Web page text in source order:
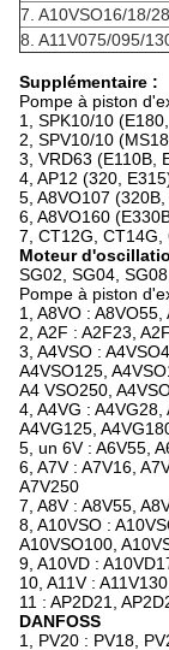
7. A10VSO16/18/
8. A11V075/095/
Supplémentaire :
Pompe à piston
1, SPK10/10
2, SPV10/10
3, VRD63 (E110B,
4, AP12 (320,
5, A8VO107
6, A8VO160
7, CT12G, CT14G,
Moteur
SG02, SG04,
Pompe à piston
1, A8VO :
2, A2F : A2F23,
3, A4VSO :
A4VSO125,
A4 VSO250,
4, A4VG : A4VG28,
A4VG125,
5, un 6V : A6V55,
6, A7V : A7V16,
A7V250
7, A8V : A8V55,
8, A10VSO :
A10VSO100,
9, A10VD :
10, A11V :
11 : AP2D21,
DANFOSS
1, PV20 : PV18,